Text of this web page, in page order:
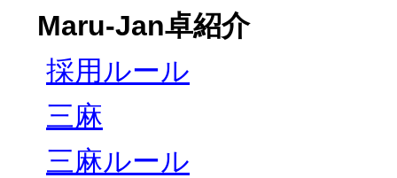
Maru-Jan卓紹介
採用ルール
三麻
三麻ルール